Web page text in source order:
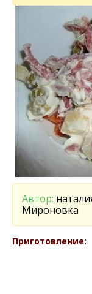
Автор:
Мироновка
Приготовление: